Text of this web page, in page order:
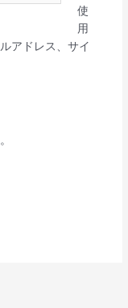
使
用
アドレス、サイ